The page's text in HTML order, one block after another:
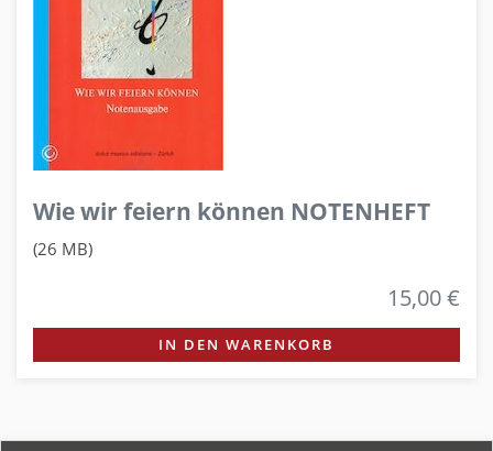
Wie wir feiern können NOTENHEFT
(26 MB)
15,00 €
IN DEN WARENKORB